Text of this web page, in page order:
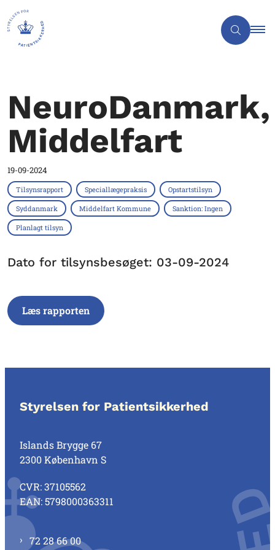
NeuroDanmark,
Middelfart
19-09-2024
Tilsynsrapport Speciallægepraksis Opstartstilsyn
Syddanmark Middelfart Kommune Sanktion: Ingen
Planlagt tilsyn
Dato for tilsynsbesøget: 03-09-2024
Læs rapporten
Styrelsen for Patientsikkerhed
Islands Brygge 67
2300 København S
CVR: 37105562
EAN: 5798000363311
72 28 66 00